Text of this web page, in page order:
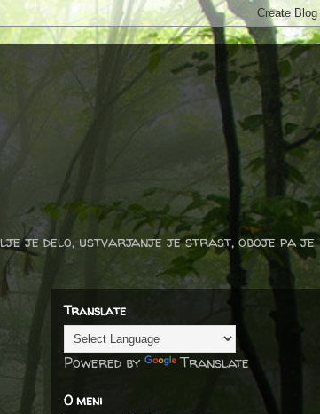
je delo, ustvarjanje je strast, oboje pa je
Translate
Powered by Translate
O meni